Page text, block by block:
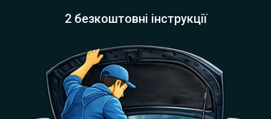
2 безкоштовні інструкції